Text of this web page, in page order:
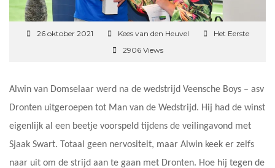
26 oktober 2021 Kees van den Heuvel
Het Eerste
2906 Views
Alwin van Domselaar werd na de wedstrijd Veensche Boys – asv
Dronten uitgeroepen tot Man van de Wedstrijd. Hij had de winst
eigenlijk al een beetje voorspeld tijdens de veilingavond met
Sjaak Swart. Totaal geen nervositeit, maar Alwin keek er zelfs
naar uit om de strijd aan te gaan met Dronten. Hoe hij tegen de